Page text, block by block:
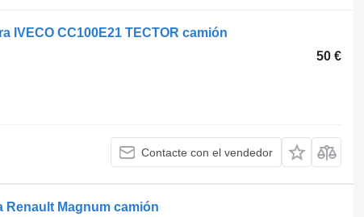
IVECO CC100E21 TECTOR camión
50 €
Contacte con el vendedor
Renault Magnum camión